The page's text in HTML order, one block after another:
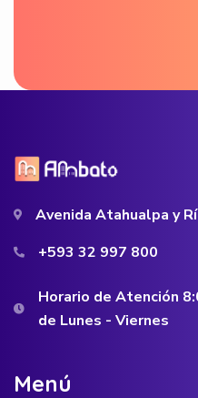
Avenida Atahualpa y
+593 32 997 800
Horario de Atención
de Lunes - Viernes
Menú